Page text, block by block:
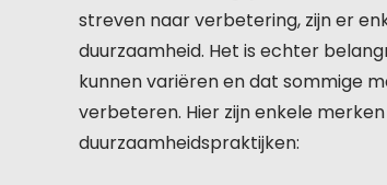
streven naar verbetering, zijn er
duurzaamheid. Het is echter
kunnen variëren en dat sommige
verbeteren. Hier zijn enkele
duurzaamheidspraktijken: